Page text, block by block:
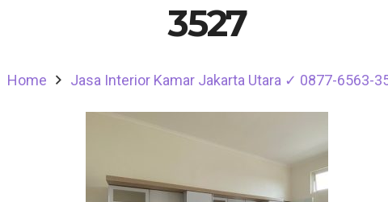
3527
Home Jasa Interior Kamar Jakarta Utara ✓ 0877-6563-